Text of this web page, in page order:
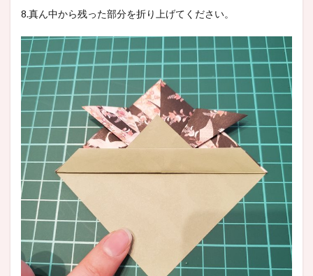
8.真ん中から残った部分を折り上げてください。